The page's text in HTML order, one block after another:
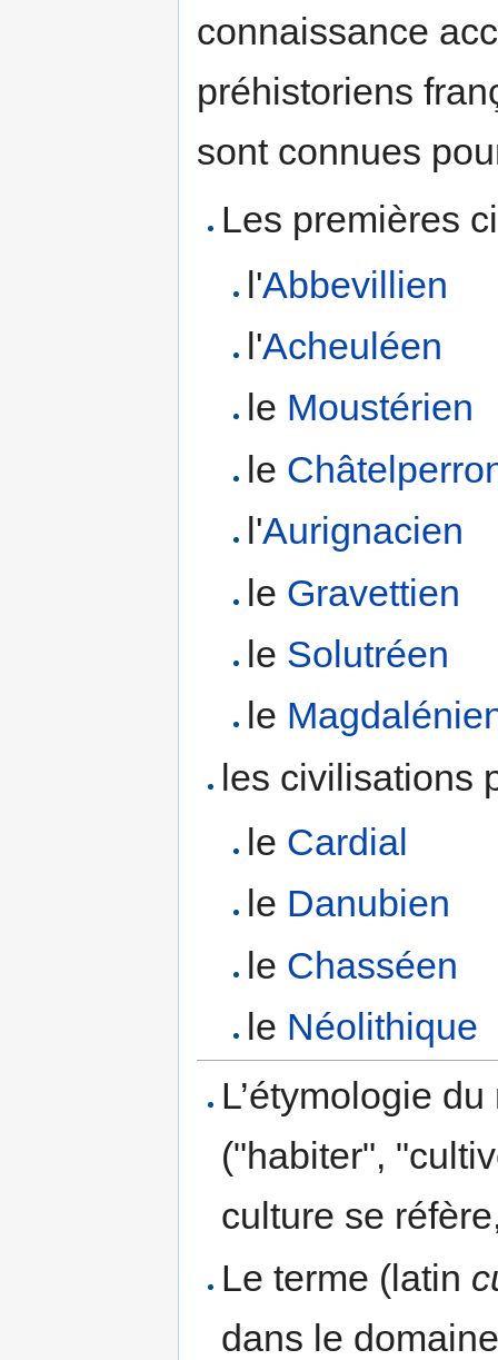
connaissance
préhistoriens
sont connues
Les premières
l'Abbevillien
l'Acheuléen
le Moustérien
le
l'Aurignacien
le Gravettien
le Solutréen
le
les civilisations
le Cardial
le Danubien
le Chasséen
le Néolithique
L’étymologie
("habiter",
culture se
Le terme (latin
dans le